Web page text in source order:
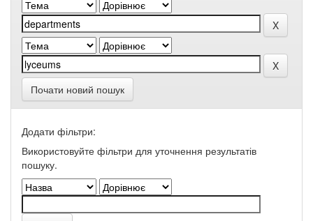
Почати новий пошук
Додати фільтри:
Використовуйте фільтри для уточнення результатів
пошуку.